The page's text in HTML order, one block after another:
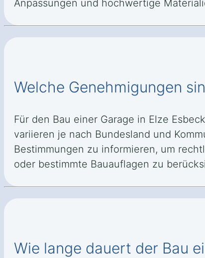
Anpassungen und hochwertige
Welche Genehmigungen
Für den Bau einer Garage in Elze
variieren je nach Bundesland und
Bestimmungen zu informieren, um
oder bestimmte Bauauflagen zu
Wie lange dauert der Bau